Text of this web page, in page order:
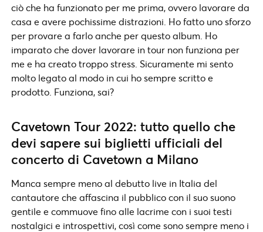
ciò che ha funzionato per me prima, ovvero lavorare da
casa e avere pochissime distrazioni. Ho fatto uno sforzo
per provare a farlo anche per questo album. Ho
imparato che dover lavorare in tour non funziona per
me e ha creato troppo stress. Sicuramente mi sento
molto legato al modo in cui ho sempre scritto e
prodotto. Funziona, sai?
Cavetown Tour 2022: tutto quello che
devi sapere sui biglietti ufficiali del
concerto di Cavetown a Milano
Manca sempre meno al debutto live in Italia del
cantautore che affascina il pubblico con il suo suono
gentile e commuove fino alle lacrime con i suoi testi
nostalgici e introspettivi, così come sono sempre meno i